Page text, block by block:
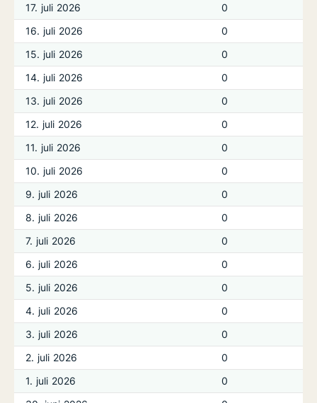
17. juli 2026
0
16. juli 2026
0
15. juli 2026
0
14. juli 2026
0
13. juli 2026
0
12. juli 2026
0
11. juli 2026
0
10. juli 2026
0
9. juli 2026
0
8. juli 2026
0
7. juli 2026
0
6. juli 2026
0
5. juli 2026
0
4. juli 2026
0
3. juli 2026
0
2. juli 2026
0
1. juli 2026
0